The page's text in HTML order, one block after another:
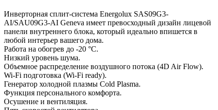
Инверторная сплит-система Energolux SAS09G3-
AI/SAU09G3-AI Geneva имеет превосходный дизайн лицевой
панели внутреннего блока, который идеально впишется в
любой интерьер вашего дома.
Работа на обогрев до -20 °С.
Низкий уровень шума.
Объемное распределение воздушного потока (4D Air Flow).
Wi-Fi подготовка (Wi-Fi ready).
Генератор холодной плазмы Cold Plasma.
Функция персонального комфорта.
Осушение и вентиляция.